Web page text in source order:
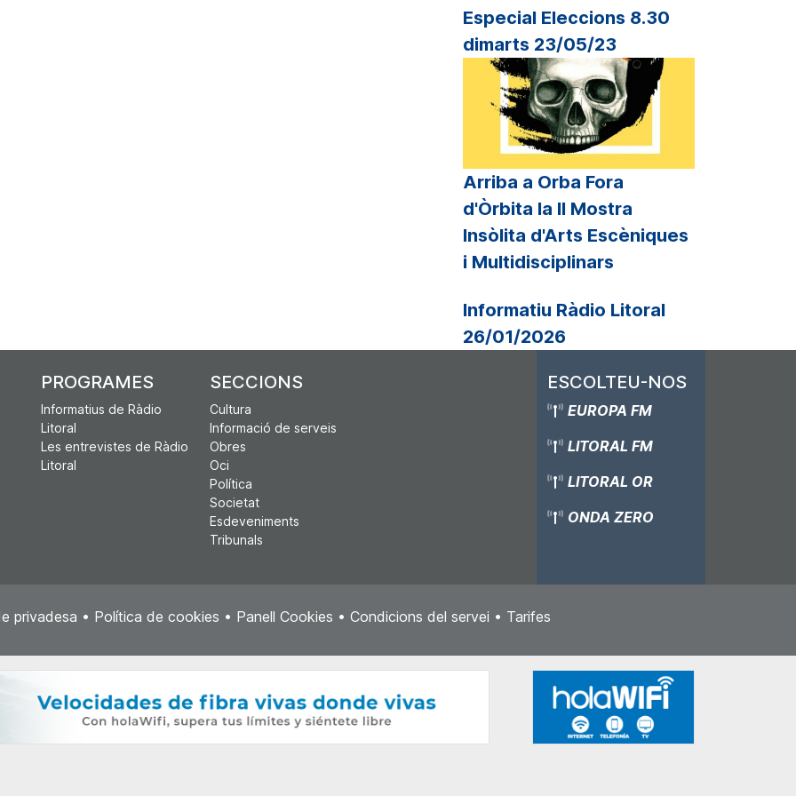
Especial Eleccions 8.30
dimarts 23/05/23
Arriba a Orba Fora
d'Òrbita la II Mostra
Insòlita d'Arts Escèniques
i Multidisciplinars
Informatiu Ràdio Litoral
26/01/2026
PROGRAMES
Informatius de Ràdio
Litoral
Les entrevistes de Ràdio
Litoral
SECCIONS
Cultura
Informació de serveis
Obres
Oci
Política
Societat
Esdeveniments
Tribunals
ESCOLTEU-NOS
EUROPA FM
LITORAL FM
LITORAL OR
ONDA ZERO
privadesa • Política de cookies • Panell Cookies • Condicions del servei • Tarifes